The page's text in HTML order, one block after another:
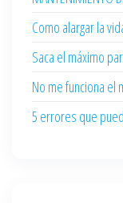
Como alargar la
Saca el máximo
No me funciona el
5 errores que